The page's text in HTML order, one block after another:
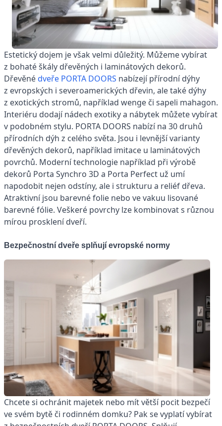
Estetický dojem je však velmi důležitý. Můžeme vybírat
z bohaté škály dřevěných i laminátových dekorů.
Dřevěnédveře PORTA DOORS nabízejí přírodní dýhy
z evropských i severoamerických dřevin, ale také dýhy
z exotických stromů, například wenge či sapeli mahagon.
Interiéru dodají nádech exotiky a nábytek můžete vybírat
v podobném stylu. PORTA DOORS nabízí na 30 druhů
přírodních dýh z celého světa. Jsou i levnější varianty
dřevěných dekorů, například imitace u laminátových
povrchů. Moderní technologie například při výrobě
dekorů Porta Synchro 3D a Porta Perfect už umí
napodobit nejen odstíny, ale i strukturu a reliéf dřeva.
Atraktivní jsou barevné folie nebo ve vakuu lisované
barevné fólie. Veškeré povrchy lze kombinovat s různou
mírou prosklení dveří.
Bezpečnostní dveře splňují evropské normy
Chcete si ochránit majetek nebo mít větší pocit bezpečí
ve svém bytě či rodinném domku? Pak se vyplatí vybírat